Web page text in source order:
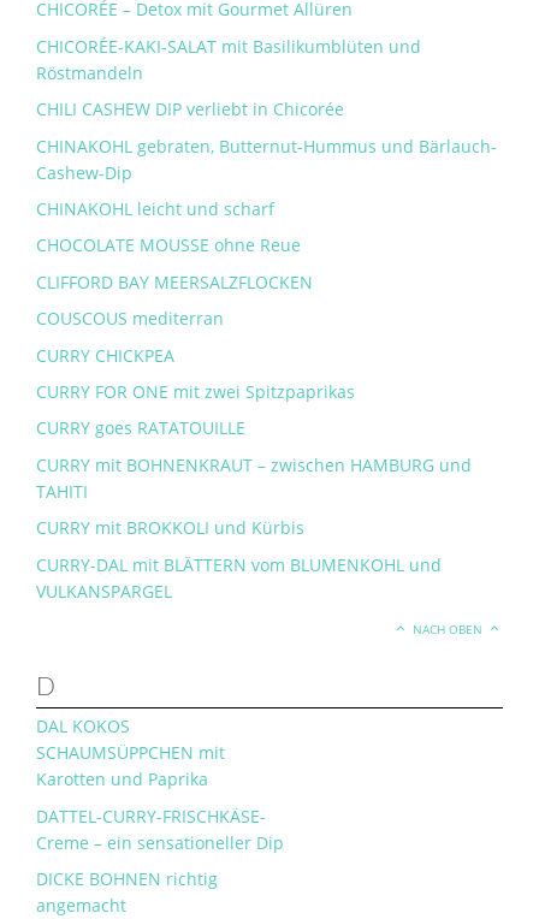
CHICORÉE – Detox mit Gourmet Allüren
CHICORÉE-KAKI-SALAT mit Basilikumblüten und
Röstmandeln
CHILI CASHEW DIP verliebt in Chicorée
CHINAKOHL gebraten, Butternut-Hummus und Bärlauch-
Cashew-Dip
CHINAKOHL leicht und scharf
CHOCOLATE MOUSSE ohne Reue
CLIFFORD BAY MEERSALZFLOCKEN
COUSCOUS mediterran
CURRY CHICKPEA
CURRY FOR ONE mit zwei Spitzpaprikas
CURRY goes RATATOUILLE
CURRY mit BOHNENKRAUT – zwischen HAMBURG und
TAHITI
CURRY mit BROKKOLI und Kürbis
CURRY-DAL mit BLÄTTERN vom BLUMENKOHL und
VULKANSPARGEL
NACH OBEN
D
DAL KOKOS
SCHAUMSÜPPCHEN mit
Karotten und Paprika
DATTEL-CURRY-FRISCHKÄSE-
Creme – ein sensationeller Dip
DICKE BOHNEN richtig
angemacht